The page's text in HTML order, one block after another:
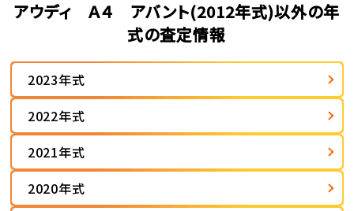
アウディ Ａ４ アバント(2012年式)以外の年
式の査定情報
2023年式
2022年式
2021年式
2020年式